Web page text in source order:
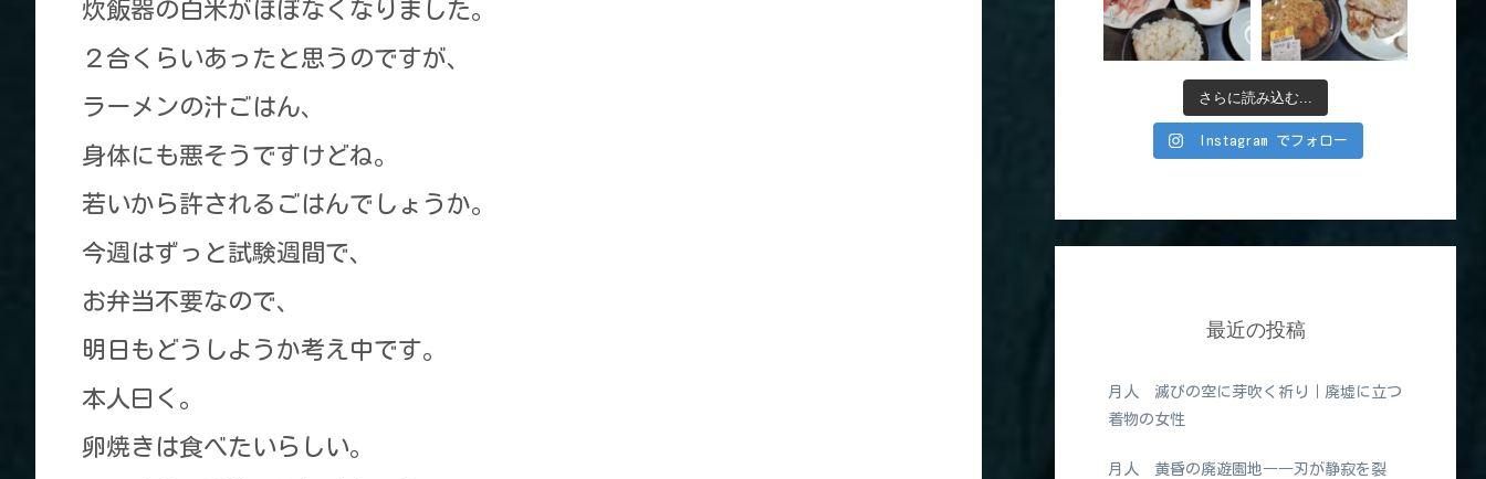
炊飯器の白米がほぼなくなりました。
２合くらいあったと思うのですが、
ラーメンの汁ごはん、
身体にも悪そうですけどね。
若いから許されるごはんでしょうか。
今週はずっと試験週間で、
お弁当不要なので、
明日もどうしようか考え中です。
本人曰く。
卵焼きは食べたいらしい。
さらに読み込む...
Instagram でフォロー
最近の投稿
月人 滅びの空に芽吹く祈り｜廃墟に立つ
着物の女性
月人 黄昏の廃遊園地――刃が静寂を裂